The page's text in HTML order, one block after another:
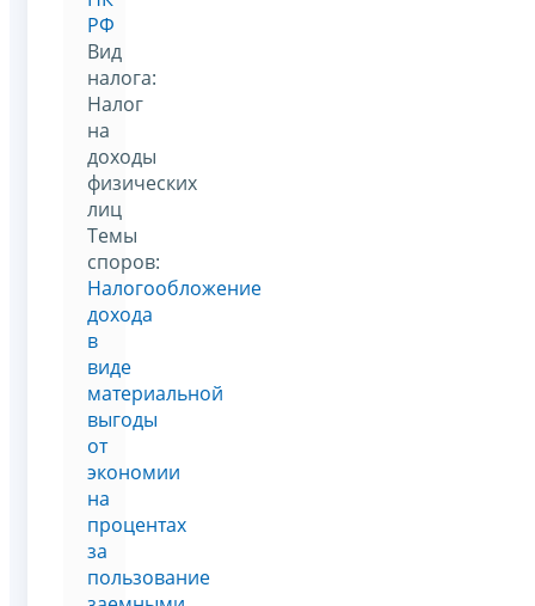
РФ
Вид
налога:
Налог
на
доходы
физических
лиц
Темы
споров:
Налогообложение
дохода
в
виде
материальной
выгоды
от
экономии
на
процентах
за
пользование